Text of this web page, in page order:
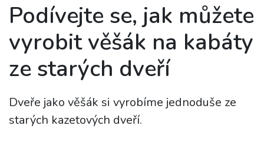
Podívejte se, jak můžete
vyrobit věšák na kabáty
ze starých dveří
Dveře jako věšák si vyrobíme jednoduše ze
starých kazetových dveří.